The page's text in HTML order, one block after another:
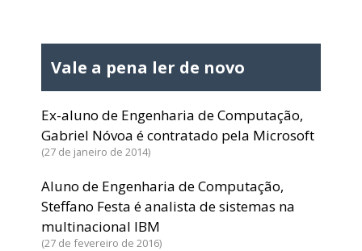
Vale a pena ler de novo
Ex-aluno de Engenharia de Computação,
Gabriel Nóvoa é contratado pela Microsoft
27 de janeiro de 2014
Aluno de Engenharia de Computação,
Steffano Festa é analista de sistemas na
multinacional IBM
27 de fevereiro de 2016